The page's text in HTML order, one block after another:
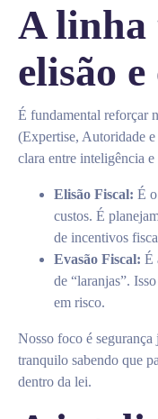
A linha
elisão
É fundamental reforçar
(Expertise, Autoridade
clara entre inteligência e
Elisão Fiscal: É
custos. É
de incentivos
Evasão Fiscal: É
de “laranjas”.
em risco.
Nosso foco é
tranquilo sabendo que
dentro da lei.